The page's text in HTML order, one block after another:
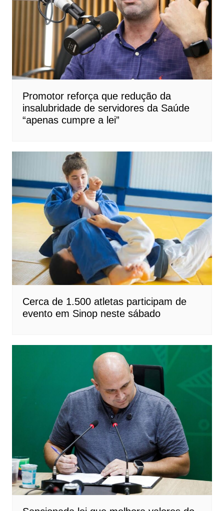
Promotor reforça que redução da
insalubridade de servidores da Saúde
“apenas cumpre a lei”
Cerca de 1.500 atletas participam de
evento em Sinop neste sábado